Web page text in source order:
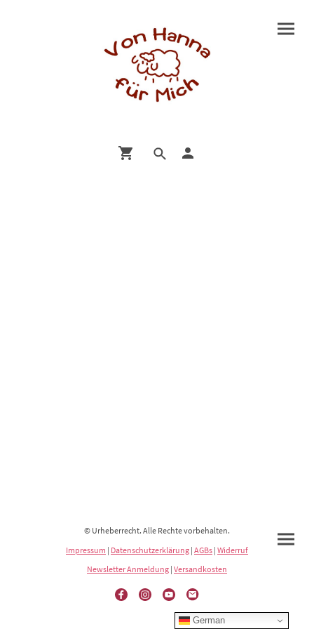
© Urheberrecht. Alle Rechte vorbehalten.
Impressum | Datenschutzerklärung | AGBs | Widerruf
Newsletter Anmeldung | Versandkosten
German